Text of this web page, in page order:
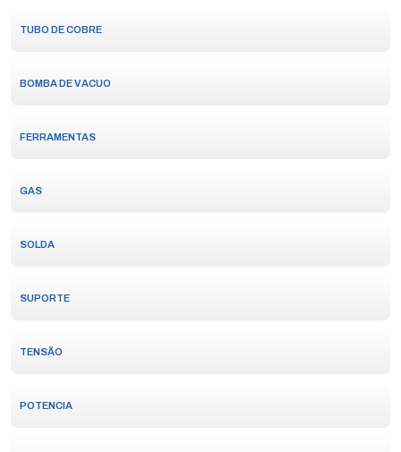
TUBO DE COBRE
BOMBA DE VACUO
FERRAMENTAS
GAS
SOLDA
SUPORTE
TENSÃO
POTENCIA